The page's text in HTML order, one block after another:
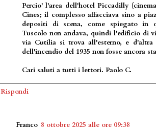
Percio' l'area dell'hotel Piccadilly
Cines; il complesso affacciava sino a
depositi di scena, come spiegato in
Tuscolo non andava, quindi l'edificio di
via Cutilia si trova all'esterno, e d'altra
dell'incendio del 1935 non fosse ancora
Cari saluti a tutti i lettori. Paolo C.
Rispondi
Franco 8 ottobre 2025 alle ore 09:38